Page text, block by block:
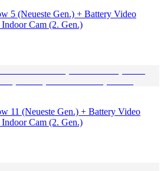
5 (Neueste Gen.) + Battery Video
Cam (2. Gen.)
11 (Neueste Gen.) + Battery Video
Cam (2. Gen.)